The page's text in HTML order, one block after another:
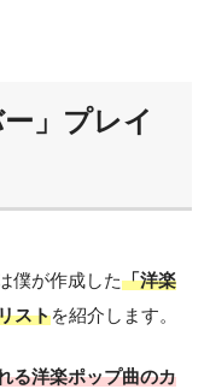
」プレイ
僕が作成した「洋楽
ストを紹介します。
る洋楽ポップ曲のカ